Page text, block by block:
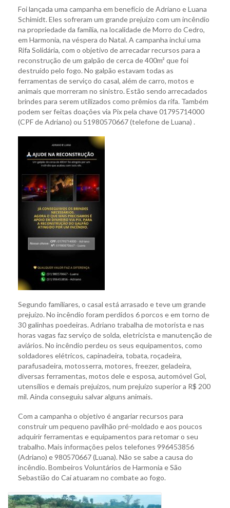
Foi lançada uma campanha em benefício de Adriano e Luana
Schimidt. Eles sofreram um grande prejuízo com um incêndio
na propriedade da família, na localidade de Morro do Cedro,
em Harmonia, na véspera do Natal. A campanha inclui uma
Rifa Solidária, com o objetivo de arrecadar recursos para a
reconstrução de um galpão de cerca de 400m² que foi
destruído pelo fogo. No galpão estavam todas as
ferramentas de serviço do casal, além de carro, motos e
animais que morreram no sinistro. Estão sendo arrecadados
brindes para serem utilizados como prêmios da rifa. Também
podem ser feitas doações via Pix pela chave 01795714000
(CPF de Adriano) ou 51980570667 (telefone de Luana) .
Segundo familiares, o casal está arrasado e teve um grande
prejuízo. No incêndio foram perdidos 6 porcos e em torno de
30 galinhas poedeiras. Adriano trabalha de motorista e nas
horas vagas faz serviço de solda, eletricista e manutenção de
aviários. No incêndio perdeu os seus equipamentos, como
soldadores elétricos, capinadeira, tobata, roçadeira,
parafusadeira, motosserra, motores, freezer, geladeira,
diversas ferramentas, motos dele e esposa, automóvel Gol,
utensílios e demais prejuízos, num prejuízo superior a R$ 200
mil. Ainda conseguiu salvar alguns animais.
Com a campanha o objetivo é angariar recursos para
construir um pequeno pavilhão pré-moldado e aos poucos
adquirir ferramentas e equipamentos para retomar o seu
trabalho. Mais informações pelos telefones 996453856
(Adriano) e 980570667 (Luana). Não se sabe a causa do
incêndio. Bombeiros Voluntários de Harmonia e São
Sebastião do Caí atuaram no combate ao fogo.